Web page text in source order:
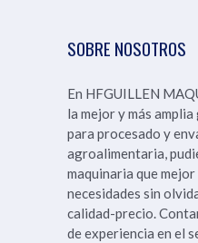
SOBRE NOSOTROS
En HFGUILLEN
la mejor y más
para procesado y
agroalimentaria,
maquinaria que mejor
necesidades sin
calidad-precio.
de experiencia en el